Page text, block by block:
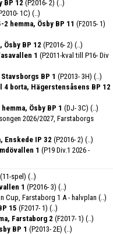
BP 12 (P2016- 2) (..)
1C) (..)
hemma, Ösby BP 11 (F2015- 1)
Ösby BP 12 (P2016- 2) (..)
1 (P2011-kval till P16- Div
BP 1 (P2013- 3H) (..)
4 borta, Hägerstensåsens BP 12
Ösby BP 1 (DJ- 3C) (..)
2026/2027, Farstaborgs
Enskede IP 32 (P2016- 2) (..)
1 (P19 Div.1 2026 -
spel) (..)
1 (P2016- 3) (..)
Cup, Farstaborg 1 A - halvplan (..)
15 (F2017- 1) (..)
Farstaborg 2 (F2017- 1) (..)
BP 1 (P2013- 2E) (..)